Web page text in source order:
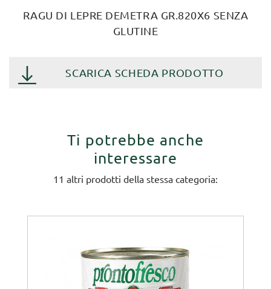
RAGU DI LEPRE DEMETRA GR.820X6 SENZA
GLUTINE
SCARICA SCHEDA PRODOTTO
Ti potrebbe anche
interessare
11 altri prodotti della stessa categoria: